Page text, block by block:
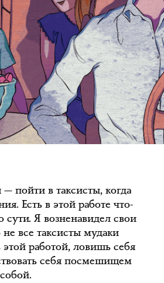
пойти в таксисты, когда
Есть в этой работе что-
сути. Я возненавидел свои
все таксисты мудаки
работой, ловишь себя
себя посмешищем